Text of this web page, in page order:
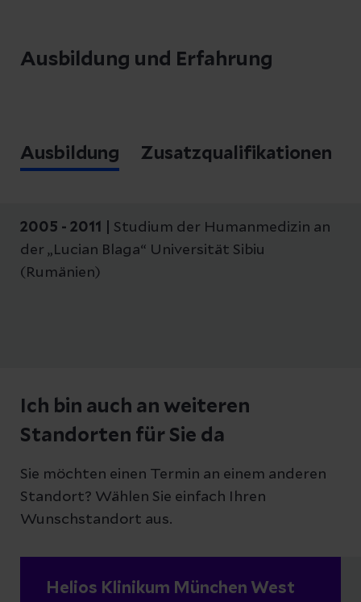
Ausbildung und Erfahrung
Ausbildung Zusatzqualifikationen
2005 - 2011 | Studium der Humanmedizin an
der „Lucian Blaga“ Universität Sibiu
(Rumänien)
Ich bin auch an weiteren
Standorten für Sie da
Sie möchten einen Termin an einem anderen
Standort? Wählen Sie einfach Ihren
Wunschstandort aus.
Helios Klinikum München West